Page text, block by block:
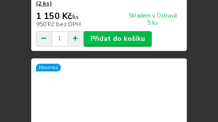
(2 ks)
1 150 Kč/ks
950 Kč bez DPH
Skladem v Ostravě
5 ks
Přidat do košíku
Novinka